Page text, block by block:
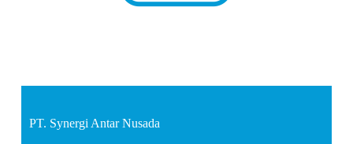
PT. Synergi Antar Nusada